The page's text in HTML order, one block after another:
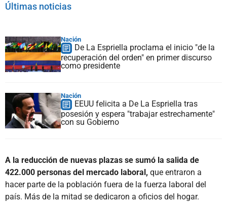
Últimas noticias
Nación
De La Espriella proclama el inicio "de la
recuperación del orden" en primer discurso
como presidente
Nación
EEUU felicita a De La Espriella tras
posesión y espera "trabajar estrechamente"
con su Gobierno
A la reducción de nuevas plazas se sumó la salida de
422.000 personas del mercado laboral, que entraron a
hacer parte de la población fuera de la fuerza laboral del
país. Más de la mitad se dedicaron a oficios del hogar.